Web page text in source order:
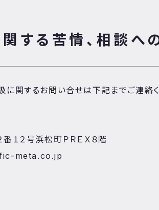
する苦情、相談へ
関するお問い合せは下記までご連絡く
１２号浜松町ＰＲＥＸ８階
meta.co.jp